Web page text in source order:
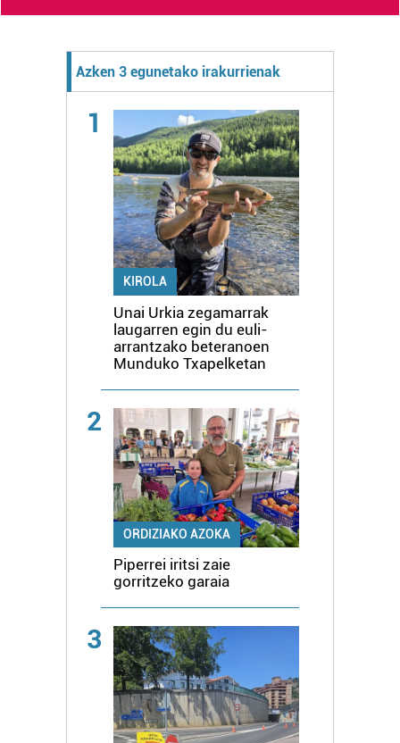
Azken 3 egunetako irakurrienak
1
KIROLA
Unai Urkia zegamarrak
laugarren egin du euli-
arrantzako beteranoen
Munduko Txapelketan
2
ORDIZIAKO AZOKA
Piperrei iritsi zaie
gorritzeko garaia
3